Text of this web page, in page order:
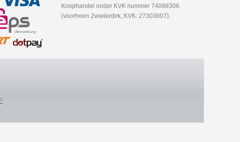
Koophandel onder KVK nummer 74098306
(voorheen 2wielerdirk, KVK: 27303607).